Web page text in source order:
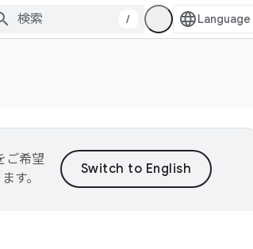
/
ご希望
す。